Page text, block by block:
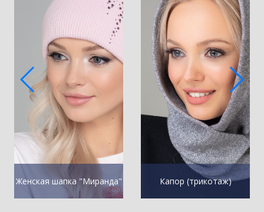
Женская шапка "Миранда" Капор (трикотаж)